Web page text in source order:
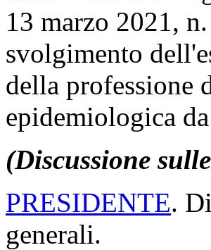
13 marzo 2021,
svolgimento
della professione
epidemiologica
(Discussione
PRESIDENTE.
generali.